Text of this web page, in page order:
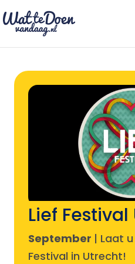
Lief
September | Laat
Festival in Utrecht!